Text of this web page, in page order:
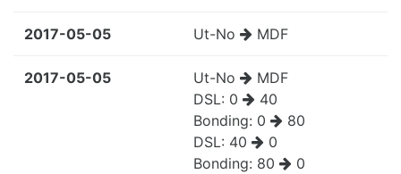
2017-05-05 Ut-No MDF
2017-05-05 Ut-No
MDF
DSL: 0
40
Bonding: 0
80
DSL: 40
0
Bonding: 80
0